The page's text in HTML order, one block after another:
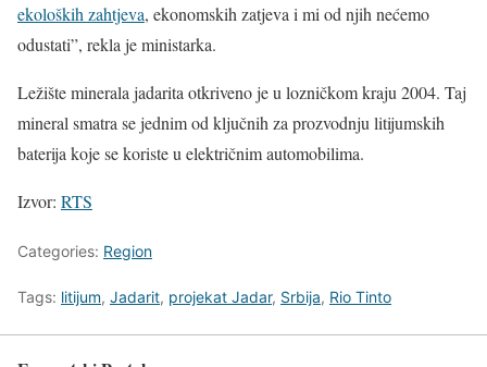
ekoloških zahtjeva, ekonomskih zatjeva i mi od njih nećemo
odustati”, rekla je ministarka.
Ležište minerala jadarita otkriveno je u lozničkom kraju 2004. Taj
mineral smatra se jednim od ključnih za prozvodnju litijumskih
baterija koje se koriste u električnim automobilima.
Izvor: RTS
Categories: Region
Tags: litijum, Jadarit, projekat Jadar, Srbija, Rio Tinto